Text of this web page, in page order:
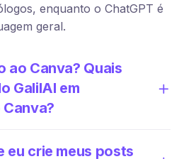
enquanto o ChatGPT é
geral.
ao Canva? Quais
GalilAI em
eu crie meus posts